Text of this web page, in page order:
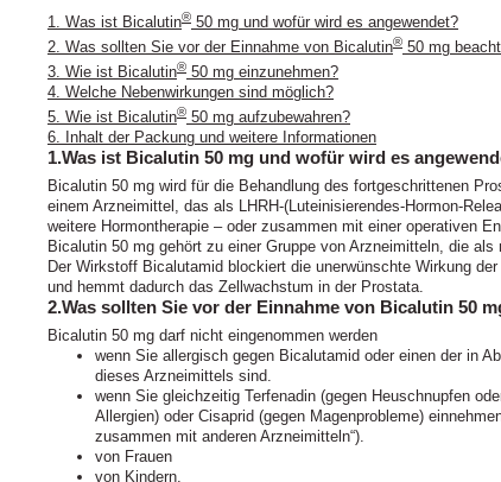
1. Was ist Bicalutin® 50 mg und wofür wird es angewendet?
2. Was sollten Sie vor der Einnahme von Bicalutin® 50 mg
3. Wie ist Bicalutin® 50 mg einzunehmen?
4. Welche Nebenwirkungen sind möglich?
5. Wie ist Bicalutin® 50 mg aufzubewahren?
6. Inhalt der Packung und weitere Informationen
1.Was ist Bicalutin 50 mg und wofür wird es
Bicalutin 50 mg wird für die Behandlung des fortgeschrittenen
einem Arzneimittel, das als LHRH-(Luteinisierendes-Hormon-
weitere Hormontherapie – oder zusammen mit einer operativen
Bicalutin 50 mg gehört zu einer Gruppe von Arzneimitteln, die
Der Wirkstoff Bicalutamid blockiert die unerwünschte Wirkung
und hemmt dadurch das Zellwachstum in der Prostata.
2.Was sollten Sie vor der Einnahme von Bicalutin 50
Bicalutin 50 mg darf nicht eingenommen werden
wenn Sie allergisch gegen Bicalutamid oder einen der in
dieses Arzneimittels sind.
wenn Sie gleichzeitig Terfenadin (gegen Heuschnupfen
Allergien) oder Cisaprid (gegen Magenprobleme)
zusammen mit anderen Arzneimitteln“).
von Frauen
von Kindern.